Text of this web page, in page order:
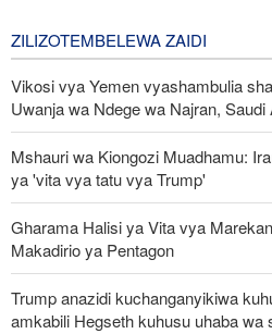
ZILIZOTEMBELEWA ZAIDI
Vikosi vya Yemen vyashambulia
Uwanja wa Ndege wa Najran, Saudi
Mshauri wa Kiongozi Muadhamu:
ya 'vita vya tatu vya Trump'
Gharama Halisi ya Vita vya
Makadirio ya Pentagon
Trump anazidi kuchanganyikiwa
amkabili Hegseth kuhusu uhaba wa